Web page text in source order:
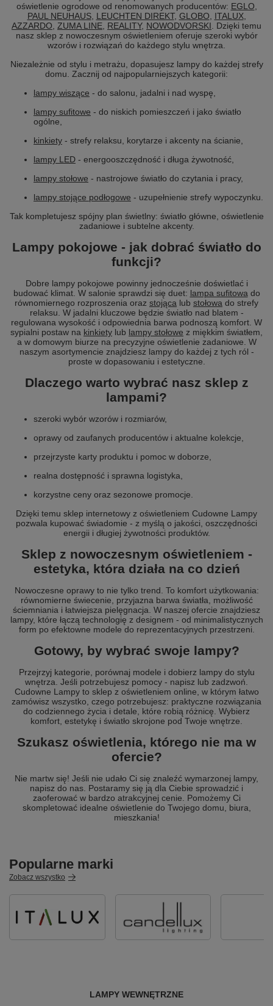
oświetlenie ogrodowe od renomowanych producentów: EGLO
PAUL NEUHAUS, LEUCHTEN DIREKT, GLOBO ITALUX,
AZZARDO
ZUMA LINE REALITY, NOWODVORSKI . Dzięki temu
nasz sklep z nowoczesnym oświetleniem oferuje szeroki wybór
wzorów i rozwiązań do każdego stylu wnętrza.
Niezależnie od stylu i metrażu, dopasujesz lampy do każdej strefy
domu. Zacznij od najpopularniejszych kategorii:
lampy wiszące - do salonu, jadalni i nad wyspę,
lampy sufitowe - do niskich pomieszczeń i jako światło
ogólne,
kinkiety - strefy relaksu, korytarze i akcenty na ścianie,
lampy LED - energooszczędność i długa żywotność,
lampy stołowe - nastrojowe światło do czytania i pracy,
lampy stojące podłogowe - uzupełnienie strefy wypoczynku.
Tak kompletujesz spójny plan świetlny: światło główne, oświetlenie
zadaniowe i subtelne akcenty.
Lampy pokojowe - jak dobrać światło do
funkcji?
Dobre lampy pokojowe powinny jednocześnie doświetlać i
budować klimat. W salonie sprawdzi się duet: lampa sufitowa do
równomiernego rozproszenia oraz stojąca lub stołowa do strefy
relaksu. W jadalni kluczowe będzie światło nad blatem -
regulowana wysokość i odpowiednia barwa podnoszą komfort. W
sypialni postaw na kinkiety lub lampy stołowe z miękkim światłem,
a w domowym biurze na precyzyjne oświetlenie zadaniowe. W
naszym asortymencie znajdziesz lampy do każdej z tych ról -
proste w dopasowaniu i estetyczne.
Dlaczego warto wybrać nasz sklep z
lampami?
szeroki wybór wzorów i rozmiarów,
oprawy od zaufanych producentów i aktualne kolekcje,
przejrzyste karty produktu i pomoc w doborze,
realna dostępność i sprawna logistyka,
korzystne ceny oraz sezonowe promocje.
Dzięki temu sklep internetowy z oświetleniem Cudowne Lampy
pozwala kupować świadomie - z myślą o jakości, oszczędności
energii i długiej żywotności produktów.
Sklep z nowoczesnym oświetleniem -
estetyka, która działa na co dzień
Nowoczesne oprawy to nie tylko trend. To komfort użytkowania:
równomierne świecenie, przyjazna barwa światła, możliwość
ściemniania i łatwiejsza pielęgnacja. W naszej ofercie znajdziesz
lampy, które łączą technologię z designem - od minimalistycznych
form po efektowne modele do reprezentacyjnych przestrzeni.
Gotowy, by wybrać swoje lampy?
Przejrzyj kategorie, porównaj modele i dobierz lampy do stylu
wnętrza. Jeśli potrzebujesz pomocy - napisz lub zadzwoń.
Cudowne Lampy to sklep z oświetleniem online, w którym łatwo
zamówisz wszystko, czego potrzebujesz: praktyczne rozwiązania
do codziennego życia i detale, które robią różnicę. Wybierz
komfort, estetykę i światło skrojone pod Twoje wnętrze.
Szukasz oświetlenia, którego nie ma w
ofercie?
Nie martw się! Jeśli nie udało Ci się znaleźć wymarzonej lampy,
napisz do nas. Postaramy się ją dla Ciebie sprowadzić i
zaoferować w bardzo atrakcyjnej cenie. Pomożemy Ci
skompletować idealne oświetlenie do Twojego domu, biura,
mieszkania!
Popularne marki
Zobacz wszystko
LAMPY WEWNĘTRZNE